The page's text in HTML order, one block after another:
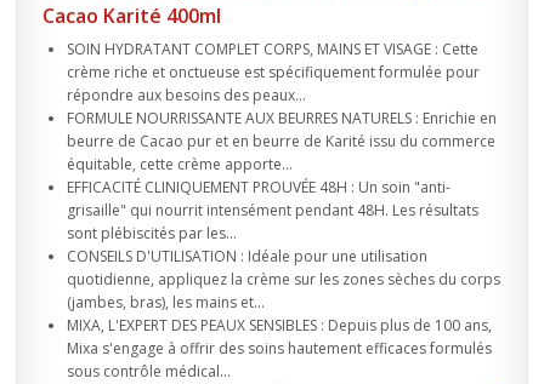
Cacao Karité 400ml
SOIN HYDRATANT COMPLET CORPS, MAINS ET VISAGE : Cette
crème riche et onctueuse est spécifiquement formulée pour
répondre aux besoins des peaux...
FORMULE NOURRISSANTE AUX BEURRES NATURELS : Enrichie en
beurre de Cacao pur et en beurre de Karité issu du commerce
équitable, cette crème apporte...
EFFICACITÉ CLINIQUEMENT PROUVÉE 48H : Un soin "anti-
grisaille" qui nourrit intensément pendant 48H. Les résultats
sont plébiscités par les...
CONSEILS D'UTILISATION : Idéale pour une utilisation
quotidienne, appliquez la crème sur les zones sèches du corps
(jambes, bras), les mains et...
MIXA, L'EXPERT DES PEAUX SENSIBLES : Depuis plus de 100 ans,
Mixa s'engage à offrir des soins hautement efficaces formulés
sous contrôle médical...